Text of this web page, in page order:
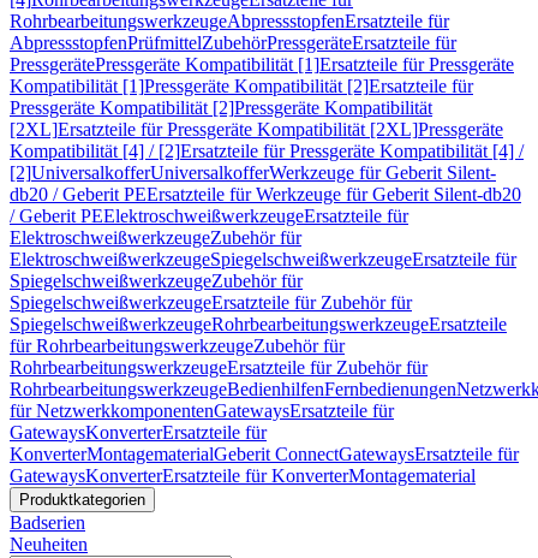
RohrbearbeitungswerkzeugeAbpressstopfenErsatzteile für
AbpressstopfenPrüfmittelZubehörPressgeräteErsatzteile für
PressgerätePressgeräte Kompatibilität [1]Ersatzteile für Pressgeräte
Kompatibilität [1]Pressgeräte Kompatibilität [2]Ersatzteile für
Pressgeräte Kompatibilität [2]Pressgeräte Kompatibilität
[2XL]Ersatzteile für Pressgeräte Kompatibilität [2XL]Pressgeräte
Kompatibilität [4] / [2]Ersatzteile für Pressgeräte Kompatibilität [4] /
[2]UniversalkofferUniversalkofferWerkzeuge für Geberit Silent-
db20 / Geberit PEErsatzteile für Werkzeuge für Geberit Silent-db20
/ Geberit PEElektroschweißwerkzeugeErsatzteile für
ElektroschweißwerkzeugeZubehör für
ElektroschweißwerkzeugeSpiegelschweißwerkzeugeErsatzteile für
SpiegelschweißwerkzeugeZubehör für
SpiegelschweißwerkzeugeErsatzteile für Zubehör für
SpiegelschweißwerkzeugeRohrbearbeitungswerkzeugeErsatzteile
für RohrbearbeitungswerkzeugeZubehör für
RohrbearbeitungswerkzeugeErsatzteile für Zubehör für
RohrbearbeitungswerkzeugeBedienhilfenFernbedienungen
für NetzwerkkomponentenGatewaysErsatzteile für
GatewaysKonverterErsatzteile für
KonverterMontagematerialGeberit ConnectGatewaysErsatzteile für
GatewaysKonverterErsatzteile für KonverterMontagematerial
Produktkategorien
Badserien
Neuheiten